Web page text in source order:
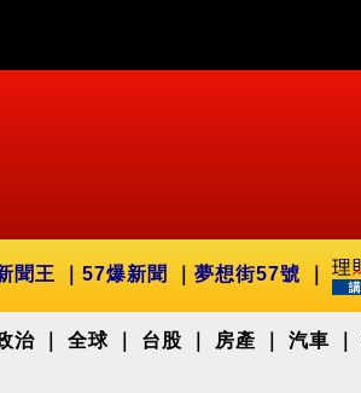
聞王 57爆新聞 夢想街57號
治 全球 台股 房產 汽車